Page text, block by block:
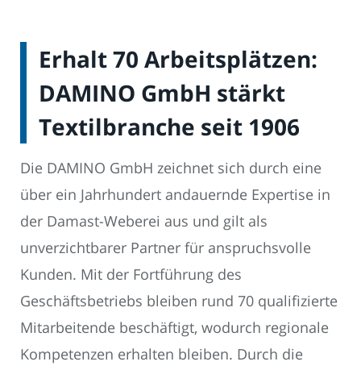
Erhalt 70 Arbeitsplätzen:
DAMINO GmbH stärkt
Textilbranche seit 1906
Die DAMINO GmbH zeichnet sich durch eine
über ein Jahrhundert andauernde Expertise in
der Damast-Weberei aus und gilt als
unverzichtbarer Partner für anspruchsvolle
Kunden. Mit der Fortführung des
Geschäftsbetriebs bleiben rund 70 qualifizierte
Mitarbeitende beschäftigt, wodurch regionale
Kompetenzen erhalten bleiben. Durch die